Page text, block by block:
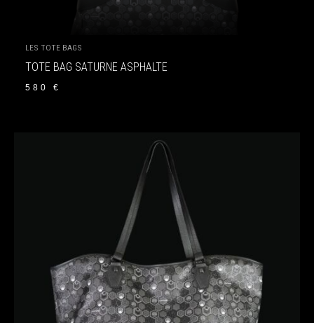
LES TOTE BAGS
TOTE BAG SATURNE ASPHALTE
580€